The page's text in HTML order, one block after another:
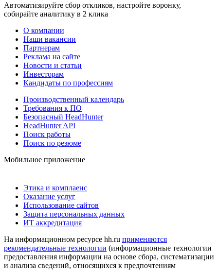
Автоматизируйте сбор откликов, настройте воронку,
собирайте аналитику в 2 клика
О компании
Наши вакансии
Партнерам
Реклама на сайте
Новости и статьи
Инвесторам
Кандидаты по профессиям
Производственный календарь
Требования к ПО
Безопасный HeadHunter
HeadHunter API
Поиск работы
Поиск по резюме
Мобильное приложение
Этика и комплаенс
Оказание услуг
Использование сайтов
Защита персональных данных
ИТ аккредитация
На информационном ресурсе hh.ru применяются
рекомендательные технологии (информационные технологии
предоставления информации на основе сбора, систематизации
и анализа сведений, относящихся к предпочтениям